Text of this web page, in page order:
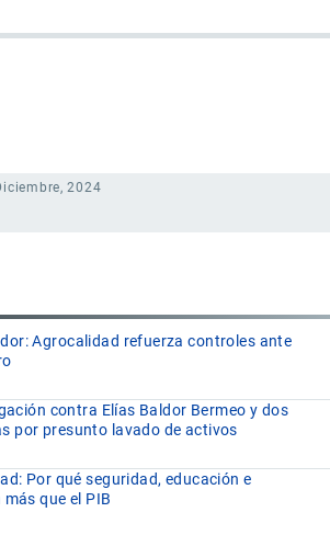
2024
Agrocalidad refuerza controles ante
contra Elías Baldor Bermeo y dos
por presunto lavado de activos
Por qué seguridad, educación e
que el PIB